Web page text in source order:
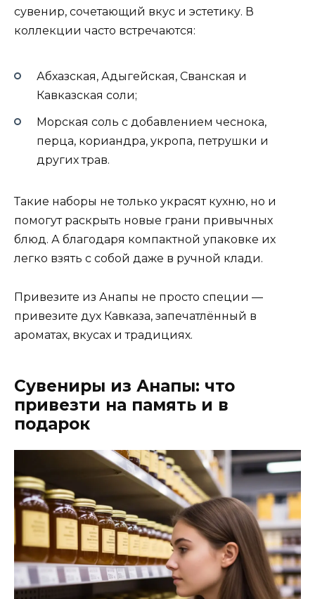
сувенир, сочетающий вкус и эстетику. В
коллекции часто встречаются:
Абхазская, Адыгейская, Сванская и
Кавказская соли;
Морская соль с добавлением чеснока,
перца, кориандра, укропа, петрушки и
других трав.
Такие наборы не только украсят кухню, но и
помогут раскрыть новые грани привычных
блюд. А благодаря компактной упаковке их
легко взять с собой даже в ручной клади.
Привезите из Анапы не просто специи —
привезите дух Кавказа, запечатлённый в
ароматах, вкусах и традициях.
Сувениры из Анапы: что
привезти на память и в
подарок